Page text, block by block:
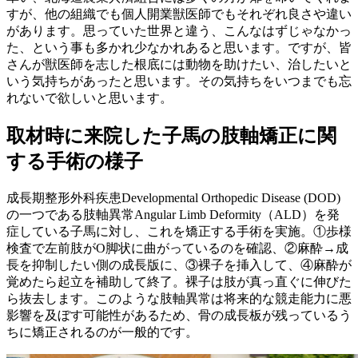
すが、他の組織でも個人開業獣医師でもそれぞれ良さや違い
があります。思っていた世界と違う、こんなはずじゃなかっ
た、という事も多かれ少なかれあると思います。ですが、皆
さんが獣医師を志した根底には動物を助けたい、治したいと
いう気持ちがあったと思います。その気持ちをいつまでも忘
れないで欲しいと思います。
取材時に来院した子馬の肢軸矯正に関
する手術の様子
成長期整形外科疾患Developmental Orthopedic Disease (DOD)
の一つである肢軸異常Angular Limb Deformity（ALD）を発
症している子馬に対し、これを矯正する手術を実施。①歩様
検査で左前肢がO脚状に曲がっているのを確認、②麻酔→成
長を抑制したい側の成長版に、③裸子を挿入して、④麻酔が
覚めたら起立を補助して終了。裸子は肢が真っ直ぐに伸びた
ら抜去します。このような肢軸異常は将来的な競走能力に悪
影響を及ぼす可能性があるため、骨の成長板が残っているう
ちに矯正されるのが一般的です。